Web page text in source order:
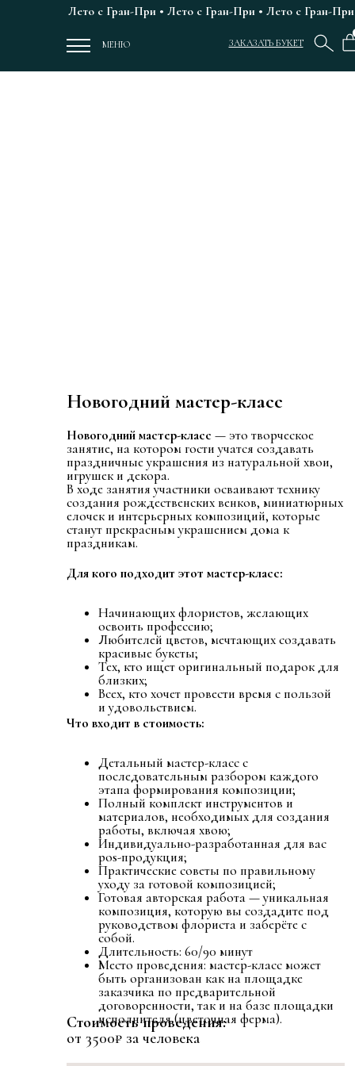
Лето с Гран-При • Лето с Гран-При • Лето с Гран-
ЗАКАЗАТЬ БУКЕТ
МЕНЮ
Новогодний мастер-класс — это творческое
занятие, на котором гости учатся создавать
праздничные украшения из натуральной хвои,
игрушек и декора.
В ходе занятия участники осваивают технику
создания рождественских венков, миниатюрных
елочек и интерьерных композиций, которые
станут прекрасным украшением дома к
праздникам.
Для кого подходит этот мастер-класс:
Начинающих флористов, желающих
освоить профессию;
Любителей цветов, мечтающих создавать
красивые букеты;
Тех, кто ищет оригинальный подарок для
близких;
Всех, кто хочет провести время с пользой
и удовольствием.
Что входит в стоимость:
Детальный мастер-класс с
последовательным разбором каждого
этапа формирования композиции;
Полный комплект инструментов и
материалов, необходимых для создания
работы, включая хвою;
Индивидуально-разработанная для вас
pos-продукция;
Практические советы по правильному
уходу за готовой композицией;
Готовая авторская работа — уникальная
композиция, которую вы создадите под
руководством флориста и заберёте с
собой.
Длительность: 60/90 минут
Место проведения: мастер-класс может
быть организован как на площадке
заказчика по предварительной
договоренности, так и на базе площадки
исполнителя (цветочная ферма).
Новогодний мастер-класс
Стоимость проведения:
от 3500₽ за человека